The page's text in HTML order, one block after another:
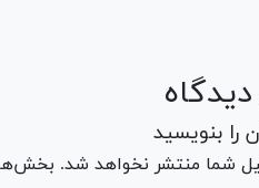
را بنویسید
شما منتشر نخواهد شد.